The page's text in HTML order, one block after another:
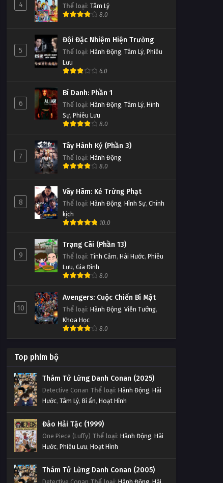
4 Thể loại: Tâm Lý
8.0
5
Đội Đặc Nhiệm Hiện Trường
Thể loại: Hành Động, Tâm Lý, Phiêu
Lưu
6.0
6
Bí Danh: Phần 1
Thể loại: Hành Động, Tâm Lý, Hình
Sự, Phiêu Lưu
8.0
7
Tây Hành Kỷ (Phần 3)
Thể loại: Hành Động
8.0
8
Vây Hãm: Kẻ Trừng Phạt
Thể loại: Hành Động, Hình Sự, Chính
kịch
10.0
9
Trạng Cãi (Phần 13)
Thể loại: Tình Cảm, Hài Hước, Phiêu
Lưu, Gia Đình
8.0
10
Avengers: Cuộc Chiến Bí Mật
Thể loại: Hành Động, Viễn Tưởng,
Khoa Học
8.0
Top phim bộ
Thám Tử Lừng Danh Conan (2025)
Detective Conan Thể loại: Hành Động, Hài
Hước, Tâm Lý, Bí ẩn, Hoạt Hình
Đảo Hải Tặc (1999)
One Piece (Luffy) Thể loại: Hành Động, Hài
Hước, Phiêu Lưu, Hoạt Hình
Thám Tử Lừng Danh Conan (2005)